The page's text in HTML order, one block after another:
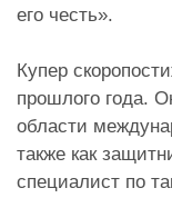
его честь».
Купер
прошлого года.
области
также как
специалист по